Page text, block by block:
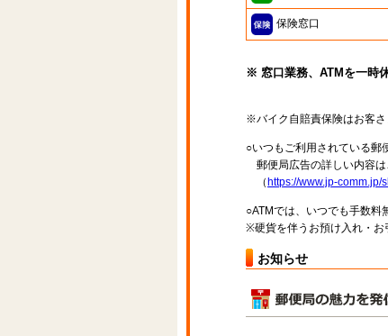
保険窓口
※ 窓口業務、ATMを一時
※バイク自賠責保険はお客さ
○いつもご利用されている郵
郵便局広告の詳しい内容は
（ https://www.jp-
○ATMでは、いつでも手数料
※硬貨を伴うお預け入れ・お
お知らせ